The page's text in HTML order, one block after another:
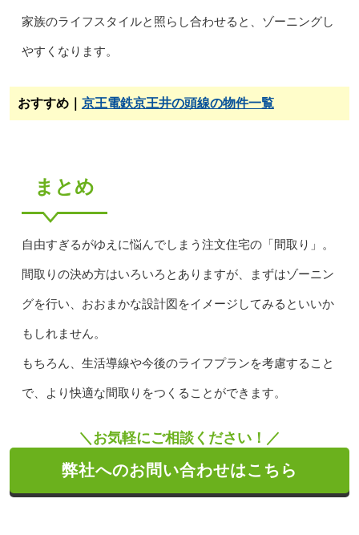
家族のライフスタイルと照らし合わせると、ゾーニングし
やすくなります。
おすすめ｜ 京王電鉄京王井の頭線の物件一覧
まとめ
自由すぎるがゆえに悩んでしまう注文住宅の「間取り」。
間取りの決め方はいろいろとありますが、まずはゾーニン
グを行い、おおまかな設計図をイメージしてみるといいか
もしれません。
もちろん、生活導線や今後のライフプランを考慮すること
で、より快適な間取りをつくることができます。
＼お気軽にご相談ください！／
弊社へのお問い合わせはこちら